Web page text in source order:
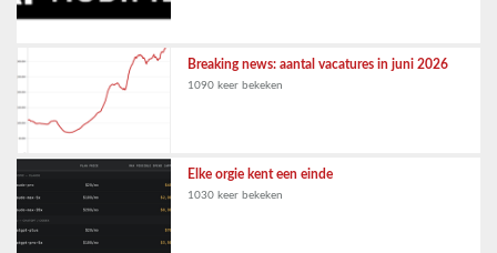
Breaking news: aantal vacatures in juni 2026
1090 keer bekeken
Elke orgie kent een einde
1030 keer bekeken